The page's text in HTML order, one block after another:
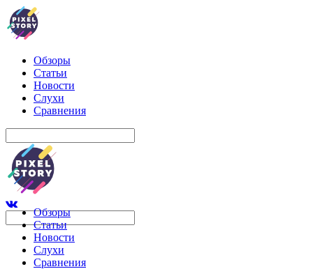
Обзоры
Статьи
Новости
Слухи
Сравнения
Обзоры
Статьи
Новости
Слухи
Сравнения